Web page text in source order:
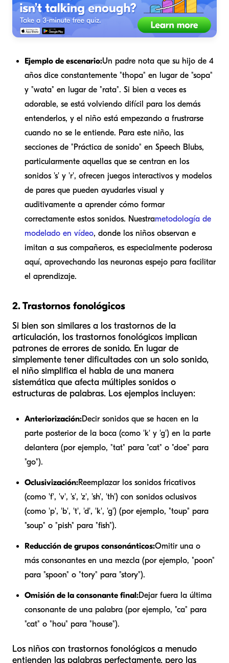
Ejemplo de escenario:Un padre nota que su hijo de 4
años dice constantemente "thopa" en lugar de "sopa"
y "wata" en lugar de "rata". Si bien a veces es
adorable, se está volviendo difícil para los demás
entenderlos, y el niño está empezando a frustrarse
cuando no se le entiende. Para este niño, las
secciones de "Práctica de sonido" en Speech Blubs,
particularmente aquellas que se centran en los
sonidos 's' y 'r', ofrecen juegos interactivos y modelos
de pares que pueden ayudarles visual y
auditivamente a aprender cómo formar
correctamente estos sonidos. Nuestrametodología de
modelado en vídeo, donde los niños observan e
imitan a sus compañeros, es especialmente poderosa
aquí, aprovechando las neuronas espejo para facilitar
el aprendizaje.
2. Trastornos fonológicos
Si bien son similares a los trastornos de la
articulación, los trastornos fonológicos implican
patrones de errores de sonido. En lugar de
simplemente tener dificultades con un solo sonido,
el niño simplifica el habla de una manera
sistemática que afecta múltiples sonidos o
estructuras de palabras. Los ejemplos incluyen:
Anteriorización:Decir sonidos que se hacen en la
parte posterior de la boca (como 'k' y 'g') en la parte
delantera (por ejemplo, "tat" para "cat" o "doe" para
"go").
Oclusivización:Reemplazar los sonidos fricativos
(como 'f', 'v', 's', 'z', 'sh', 'th') con sonidos oclusivos
(como 'p', 'b', 't', 'd', 'k', 'g') (por ejemplo, "toup" para
"soup" o "pish" para "fish").
Reducción de grupos consonánticos:Omitir una o
más consonantes en una mezcla (por ejemplo, "poon"
para "spoon" o "tory" para "story").
Omisión de la consonante final:Dejar fuera la última
consonante de una palabra (por ejemplo, "ca" para
"cat" o "hou" para "house").
Los niños con trastornos fonológicos a menudo
entienden las palabras perfectamente, pero las